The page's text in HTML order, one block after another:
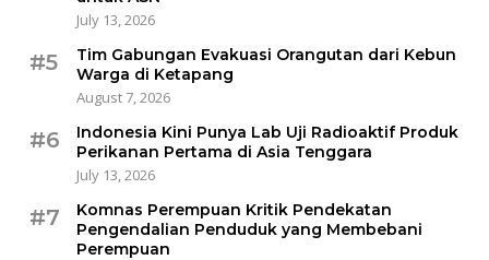
July 13, 2026
#5
Tim Gabungan Evakuasi Orangutan dari Kebun
Warga di Ketapang
August 7, 2026
#6
Indonesia Kini Punya Lab Uji Radioaktif Produk
Perikanan Pertama di Asia Tenggara
July 13, 2026
#7
Komnas Perempuan Kritik Pendekatan
Pengendalian Penduduk yang Membebani
Perempuan